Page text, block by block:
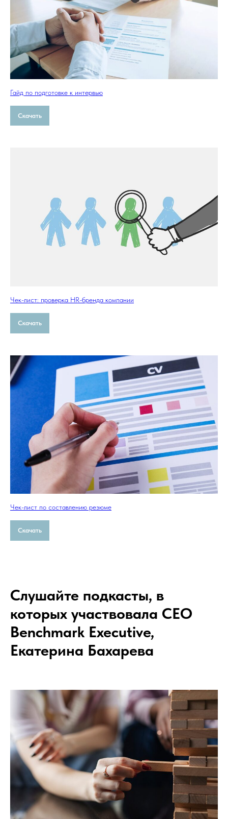
Гайд по подготовке к интервью
Скачать
Чек-лист: проверка HR-бренда компании
Скачать
Чек-лист по составлению резюме
Скачать
Слушайте подкасты, в
которых участвовала СЕО
Benchmark Executive,
Екатерина Бахарева